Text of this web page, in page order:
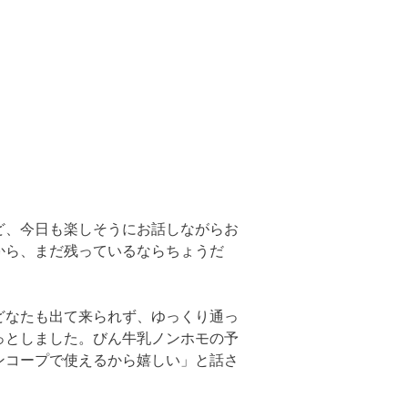
今日も楽しそうにお話しながらお
、まだ残っているならちょうだ
たも出て来られず、ゆっくり通っ
しました。びん牛乳ノンホモの予
ープで使えるから嬉しい」と話さ